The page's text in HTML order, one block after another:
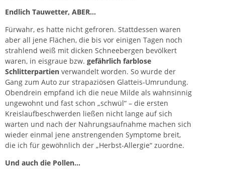
Endlich Tauwetter, ABER…
Fürwahr, es hatte nicht gefroren. Stattdessen waren
aber all jene Flächen, die bis vor einigen Tagen noch
strahlend weiß mit dicken Schneebergen bevölkert
waren, in eisgraue bzw. gefährlich farblose
Schlitterpartien verwandelt worden. So wurde der
Gang zum Auto zur strapaziösen Glatteis-Umrundung.
Obendrein empfand ich die neue Milde als wahnsinnig
ungewohnt und fast schon „schwül“ – die ersten
Kreislaufbeschwerden ließen nicht lange auf sich
warten und nach der Nahrungsaufnahme machen sich
wieder einmal jene anstrengenden Symptome breit,
die ich für gewöhnlich der „Herbst-Allergie“ zuordne.
Und auch die Pollen…